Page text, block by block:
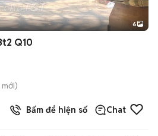
+2
6
Q10
mới)
Bấm để hiện số Chat